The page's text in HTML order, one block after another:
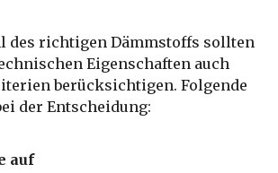
des richtigen Dämmstoffs sollten
Eigenschaften auch
berücksichtigen. Folgende
der Entscheidung:
auf